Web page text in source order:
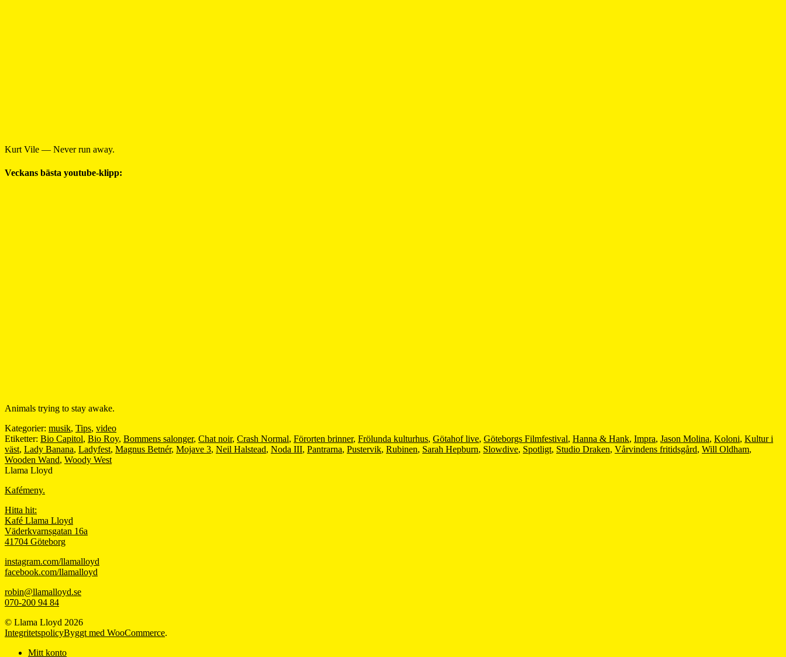
Kurt Vile — Never run away.
Veckans bästa youtube-klipp:
Animals trying to stay awake.
Kategorier: musik, Tips, video
Etiketter: Bio Capitol, Bio Roy, Bommens salonger, Chat noir, Crash Normal, Förorten brinner, Frölunda kulturhus, Götahof live, Göteborgs Filmfestival, Hanna & Hank, Impra, Jason Molina, Koloni, Kultur i
väst, Lady Banana, Ladyfest, Magnus Betnér, Mojave 3, Neil Halstead, Noda III, Pantrarna, Pustervik, Rubinen, Sarah Hepburn, Slowdive, Spotligt, Studio Draken, Vårvindens fritidsgård, Will Oldham,
Wooden Wand, Woody West
Llama Lloyd
Kafémeny.
Hitta hit:
Kafé Llama Lloyd
Väderkvarnsgatan 16a
41704 Göteborg
instagram.com/llamalloyd
facebook.com/llamalloyd
robin@llamalloyd.se
070-200 94 84
© Llama Lloyd 2026
IntegritetspolicyByggt med WooCommerce.
Mitt konto